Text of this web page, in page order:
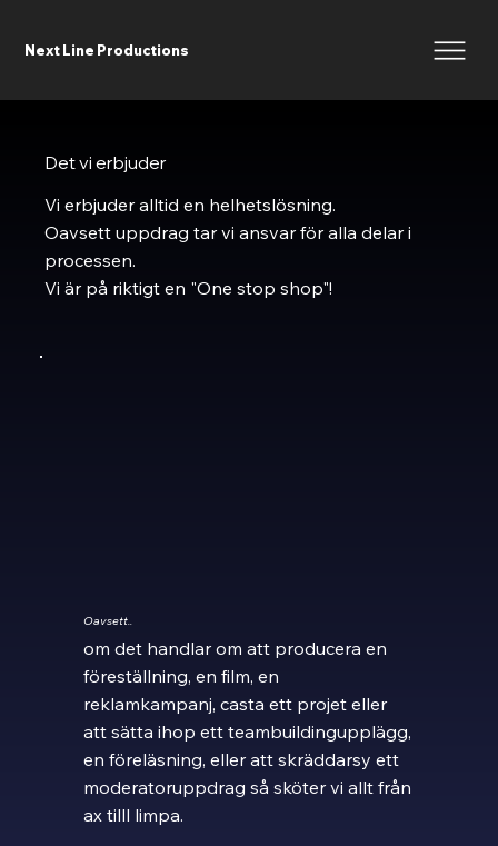
Next Line Productions
Det vi erbjuder
Vi erbjuder alltid en helhetslösning.
Oavsett uppdrag tar vi ansvar för alla delar i
processen.
Vi är på riktigt en "One stop shop"!
Oavsett..
om det handlar om att producera en
föreställning, en film, en
reklamkampanj, casta ett projet eller
att sätta ihop ett teambuildingupplägg,
en föreläsning, eller att skräddarsy ett
moderatoruppdrag så sköter vi allt från
ax tilll limpa.